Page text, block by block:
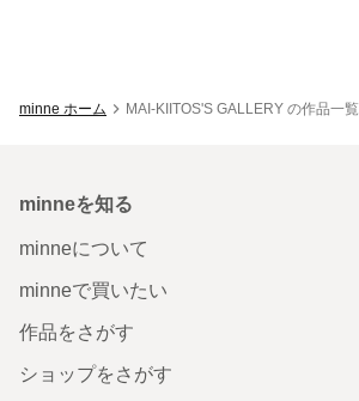
minne ホーム MAI-KIITOS'S GALLERY の作品一覧
minneを知る
minneについて
minneで買いたい
作品をさがす
ショップをさがす